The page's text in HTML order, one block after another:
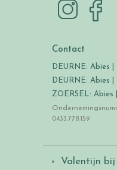
Contact
DEURNE: Abies |
DEURNE: Abies |
ZOERSEL: Abies
0433.778.159
Valentijn bij